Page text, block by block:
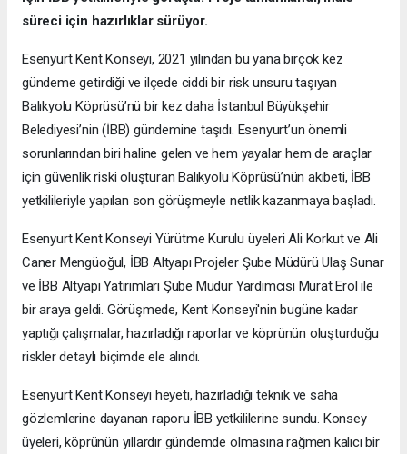
süreci için hazırlıklar sürüyor.
Esenyurt Kent Konseyi, 2021 yılından bu yana birçok kez
gündeme getirdiği ve ilçede ciddi bir risk unsuru taşıyan
Balıkyolu Köprüsü’nü bir kez daha İstanbul Büyükşehir
Belediyesi’nin (İBB) gündemine taşıdı. Esenyurt’un önemli
sorunlarından biri haline gelen ve hem yayalar hem de araçlar
için güvenlik riski oluşturan Balıkyolu Köprüsü’nün akıbeti, İBB
yetkilileriyle yapılan son görüşmeyle netlik kazanmaya başladı.
Esenyurt Kent Konseyi Yürütme Kurulu üyeleri Ali Korkut ve Ali
Caner Mengüoğul, İBB Altyapı Projeler Şube Müdürü Ulaş Sunar
ve İBB Altyapı Yatırımları Şube Müdür Yardımcısı Murat Erol ile
bir araya geldi. Görüşmede, Kent Konseyi'nin bugüne kadar
yaptığı çalışmalar, hazırladığı raporlar ve köprünün oluşturduğu
riskler detaylı biçimde ele alındı.
Esenyurt Kent Konseyi heyeti, hazırladığı teknik ve saha
gözlemlerine dayanan raporu İBB yetkililerine sundu. Konsey
üyeleri, köprünün yıllardır gündemde olmasına rağmen kalıcı bir